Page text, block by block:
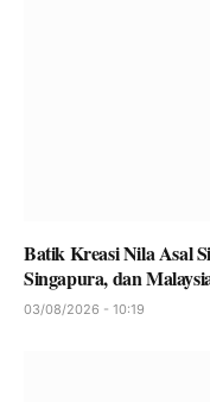
Batik Kreasi Nila Asal
Singapura, dan
03/08/2026 - 10:19